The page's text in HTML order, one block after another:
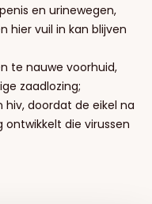
en urinewegen,
hier vuil in kan blijven
te nauwe voorhuid,
zaadlozing;
hiv, doordat de eikel na
die virussen